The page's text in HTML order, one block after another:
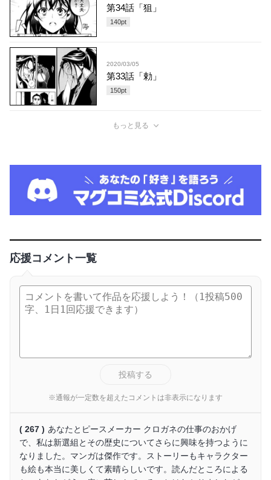
第34話「狙」
140pt
2020/03/05
第33話「勅」
150pt
もっと見る
応援コメント一覧
投稿する
※通報が一定数を超えたコメントは非表示になります
( 267 ) あなたとピースメーカー クロガネの仕事のおかげ
で、私は新選組とその歴史についてさらに興味を持つように
なりました。マンガは傑作です。ストーリーもキャラクター
も絵も本当に美しくて素晴らしいです。読んだところによる